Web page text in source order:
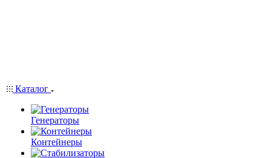
Каталог
Генераторы
Контейнеры